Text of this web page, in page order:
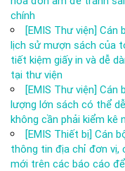
chính
[EMIS Thư viện]
lịch sử mượn sách của
tiết kiệm giấy in và dễ
tại thư viện
[EMIS Thư viện] Cán
lượng lớn sách có thể
không cần phải kiểm kê
[EMIS Thiết bị] Cán
thông tin địa chỉ đơn vị,
mới trên các báo cáo